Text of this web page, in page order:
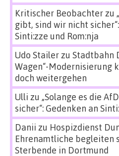
Kritischer Beobachterzu
gibt, sind wir nicht
Sinti:zze und Rom:nja
Udo Stailerzu Stadtbahn
Wagen“-Modernisierung
doch weitergehen
Ulli zu „Solange es die
sicher“: Gedenken an
Danii zu Hospizdienst
Ehrenamtliche begleiten
Sterbende in Dortmund